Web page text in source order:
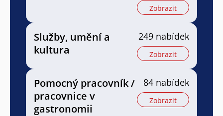
Zobrazit
Služby, umění a
kultura
249 nabídek
Zobrazit
Pomocný pracovník /
pracovnice v
gastronomii
84 nabídek
Zobrazit